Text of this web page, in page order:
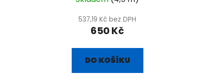
537,19 Kč bez DPH
650 Kč
DO KOŠÍKU